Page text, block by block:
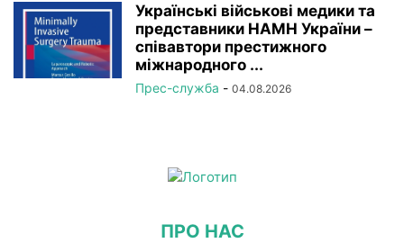
Українські військові медики та
представники НАМН України –
співавтори престижного
міжнародного ...
Прес-служба - 04.08.2026
ПРО НАС